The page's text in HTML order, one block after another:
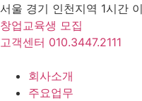
Skip
to
content
서울 경기 인천지역 1시간
창업교육생 모집
고객센터 010.3447.2111
회사소개
주요업무